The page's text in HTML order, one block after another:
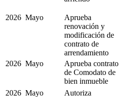
2026 Mayo
Aprueba
renovación y
modificación de
contrato de
arrendamiento
2026 Mayo
Aprueba contrato
de Comodato de
bien inmueble
2026 Mayo
Autoriza